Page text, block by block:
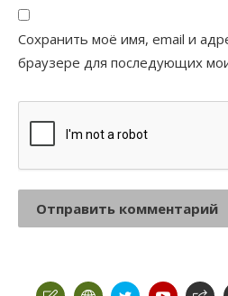
Сохранить моё имя, email и
браузере для последующих